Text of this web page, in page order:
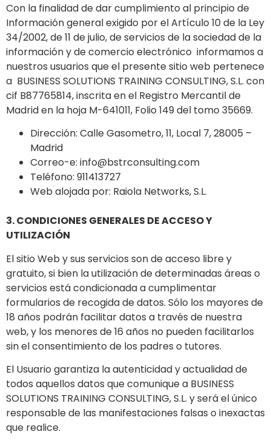
Con la finalidad de dar cumplimiento al principio de
Información general exigido por el Artículo 10 de la Ley
34/2002, de 11 de julio, de servicios de la sociedad de la
información y de comercio electrónico informamos a
nuestros usuarios que el presente sitio web pertenece
a BUSINESS SOLUTIONS TRAINING CONSULTING, S.L. con
cif B87765814, inscrita en el Registro Mercantil de
Madrid en la hoja M-641011, Folio 149 del tomo 35669.
Dirección: Calle Gasometro, 11, Local 7, 28005 –
Madrid
Correo-e: info@bstrconsulting.com
Teléfono: 911413727
Web alojada por: Raiola Networks, S.L.
3. CONDICIONES GENERALES DE ACCESO Y
UTILIZACIÓN
El sitio Web y sus servicios son de acceso libre y
gratuito, si bien la utilización de determinadas áreas o
servicios está condicionada a cumplimentar
formularios de recogida de datos. Sólo los mayores de
18 años podrán facilitar datos a través de nuestra
web, y los menores de 16 años no pueden facilitarlos
sin el consentimiento de los padres o tutores.
El Usuario garantiza la autenticidad y actualidad de
todos aquellos datos que comunique a BUSINESS
SOLUTIONS TRAINING CONSULTING, S.L. y será el único
responsable de las manifestaciones falsas o inexactas
que realice.